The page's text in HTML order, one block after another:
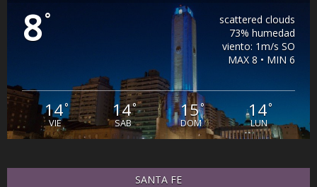
8°
scattered clouds
73% humedad
viento: 1m/s SO
MAX 8 • MIN 6
14°
VIE
14°
SAB
15°
DOM
14°
LUN
SANTA FE